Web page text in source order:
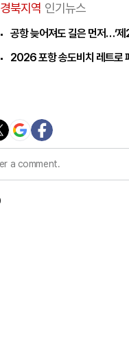
경북지역 인기뉴스
공항 늦어져도 길은 먼저…‘제
2026 포항 송도비치 레트로